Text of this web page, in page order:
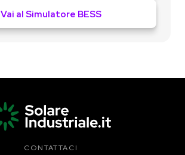
Vai al Simulatore BESS
CONTATTACI